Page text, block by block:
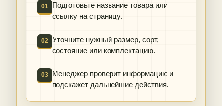
01
Подготовьте название товара или
ссылку на страницу.
02
Уточните нужный размер, сорт,
состояние или комплектацию.
03
Менеджер проверит информацию и
подскажет дальнейшие действия.